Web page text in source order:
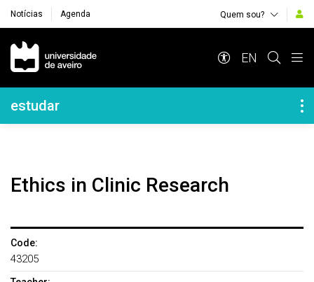
Notícias Agenda Quem sou?
Navegação Principal
EN
Navegação Lateral
estudar
Ethics in Clinic Research
Code:
43205